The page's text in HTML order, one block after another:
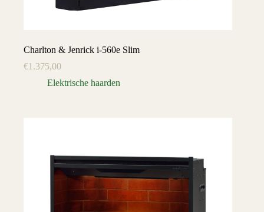
Charlton & Jenrick i-560e Slim
€1.375,00
Elektrische haarden